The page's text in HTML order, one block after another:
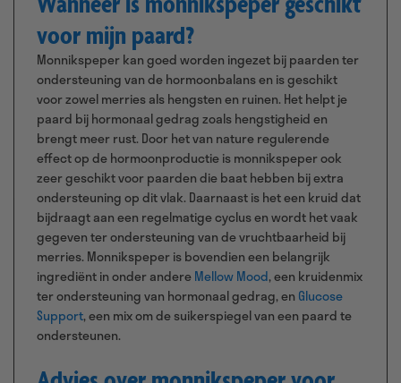
voor mijn paard?
Monnikspeper kan goed worden ingezet bij paarden ter
ondersteuning van de hormoonbalans en is geschikt
voor zowel merries als hengsten en ruinen. Het helpt je
paard bij hormonaal gedrag zoals hengstigheid en
brengt meer rust. Door het van nature regulerende
effect op de hormoonproductie is monnikspeper ook
zeer geschikt voor paarden die baat hebben bij extra
ondersteuning op dit vlak. Daarnaast is het een kruid dat
bijdraagt aan een regelmatige cyclus en wordt het vaak
gegeven ter ondersteuning van de vruchtbaarheid bij
merries. Monnikspeper is bovendien een belangrijk
ingrediënt in onder andereMellow Mood, een kruidenmix
ter ondersteuning van hormonaal gedrag, en Glucose
Support, een mix om de suikerspiegel van een paard te
ondersteunen.